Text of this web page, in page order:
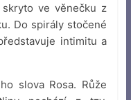
ve věnečku z
Do spirály stočené
intimitu a
slova Rosa. Růže